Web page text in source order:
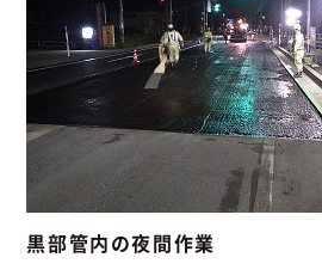
黒部管内の夜間作業